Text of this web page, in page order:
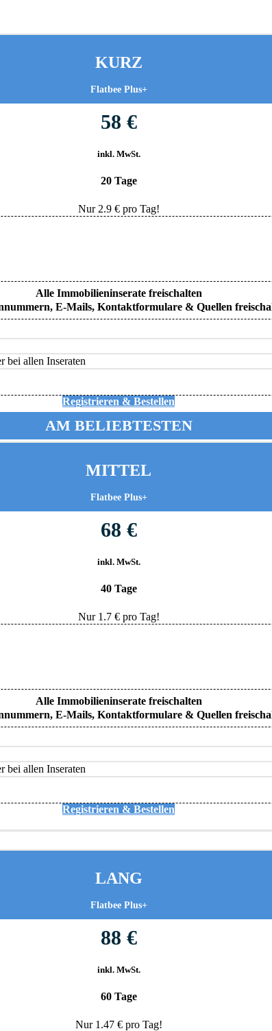
KURZ
Flatbee Plus+
58 €
inkl. MwSt.
20 Tage
Nur 2.9€ pro Tag!
Alle Immobilieninserate freischalten
E-Mails, Kontaktformulare & Quellen
bei allen Inseraten
Registrieren & Bestellen
AM BELIEBTESTEN
MITTEL
Flatbee Plus+
68 €
inkl. MwSt.
40 Tage
Nur 1.7€ pro Tag!
Alle Immobilieninserate freischalten
E-Mails, Kontaktformulare & Quellen
bei allen Inseraten
Registrieren & Bestellen
LANG
Flatbee Plus+
88 €
inkl. MwSt.
60 Tage
Nur 1.47€ pro Tag!